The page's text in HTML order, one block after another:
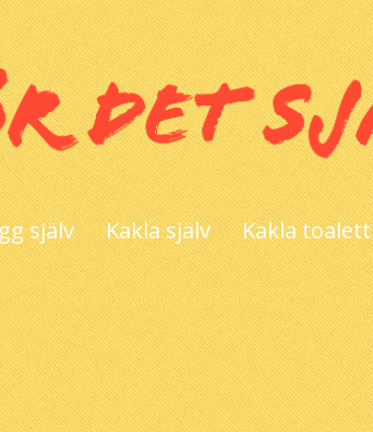
själv Kakla själv Kakla toalett